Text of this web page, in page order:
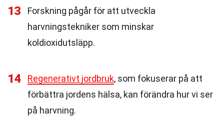
13
Forskning pågår för att utveckla
harvningstekniker som minskar
koldioxidutsläpp.
14 Regenerativt jordbruk, som fokuserar på att
förbättra jordens hälsa, kan förändra hur vi ser
på harvning.